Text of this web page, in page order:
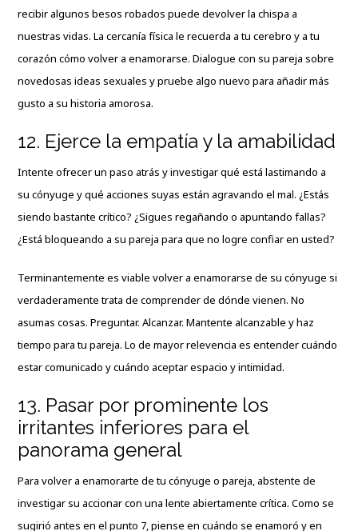
recibir algunos besos robados puede devolver la chispa a
nuestras vidas. La cercanía física le recuerda a tu cerebro y a tu
corazón cómo volver a enamorarse. Dialogue con su pareja sobre
novedosas ideas sexuales y pruebe algo nuevo para añadir más
gusto a su historia amorosa.
12. Ejerce la empatía y la amabilidad
Intente ofrecer un paso atrás y investigar qué está lastimando a
su cónyuge y qué acciones suyas están agravando el mal. ¿Estás
siendo bastante crítico? ¿Sigues regañando o apuntando fallas?
¿Está bloqueando a su pareja para que no logre confiar en usted?
Terminantemente es viable volver a enamorarse de su cónyuge si
verdaderamente trata de comprender de dónde vienen. No
asumas cosas. Preguntar. Alcanzar. Mantente alcanzable y haz
tiempo para tu pareja. Lo de mayor relevencia es entender cuándo
estar comunicado y cuándo aceptar espacio y intimidad.
13. Pasar por prominente los
irritantes inferiores para el
panorama general
Para volver a enamorarte de tu cónyuge o pareja, abstente de
investigar su accionar con una lente abiertamente crítica. Como se
sugirió antes en el punto 7, piense en cuándo se enamoró y en